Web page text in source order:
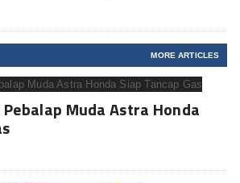
MORE ARTICLES
Pebalap Muda Astra Honda